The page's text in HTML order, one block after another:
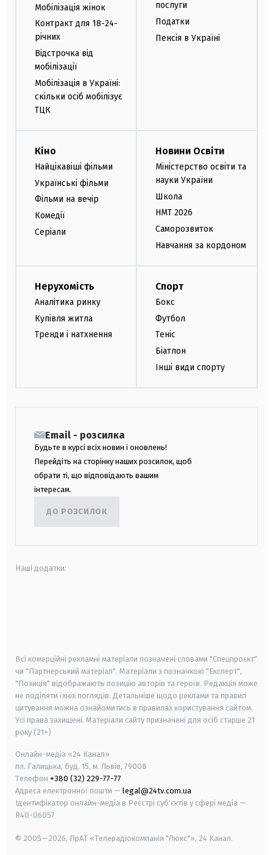
Мобілізація жінок
Контракт для 18-24-
річних
Відстрочка від
мобілізації
Мобілізація в Україні:
скільки осіб мобілізує
ТЦК
послуги
Податки
Пенсія в Україні
Кіно
Найцікавіші фільми
Українські фільми
Фільми на вечір
Комедії
Серіали
Новини Освіти
Міністерство освіти та
науки України
Школа
НМТ 2026
Саморозвиток
Навчання за кордоном
Нерухомість
Аналітика ринку
Купівля житла
Тренди і натхнення
Спорт
Бокс
Футбол
Теніс
Біатлон
Інші види спорту
Email - розсилка
Будьте в курсі всіх новин і оновлень!
Перейдіть на сторінку наших розсилок, щоб
обрати ті, що відповідають вашим
інтересам.
ДО РОЗСИЛОК
Наші додатки:
Всі комерційні рекламні матеріали позначені словами "Спецпроєкт"
чи "Партнерський матеріал". Матеріали з позначкою "Експерт",
"Позиція" відображають позицію авторів та героїв. Редакція може
не поділяти їхніх поглядів. Детальніше щодо реклами та правил
цитування можна ознайомитись в правилах користування сайтом.
Усі права захищені. Матеріали сайту призначені для осіб старше 21
року (21+)
Онлайн-медіа «24 Канал»
пл. Галицька, буд. 15, м. Львів, 79008
Телефон +380 (32) 229-77-77
Адреса електронної пошти — legal@24tv.com.ua
Ідентифікатор онлайн-медіа в Реєстрі суб'єктів у сфері медіа —
R40-06057
© 2005—2026, ПрАТ «Телерадіокомпанія "Люкс"», 24 Канал.